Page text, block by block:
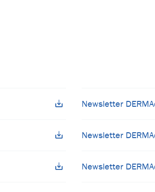
Newsletter
Newsletter
Newsletter